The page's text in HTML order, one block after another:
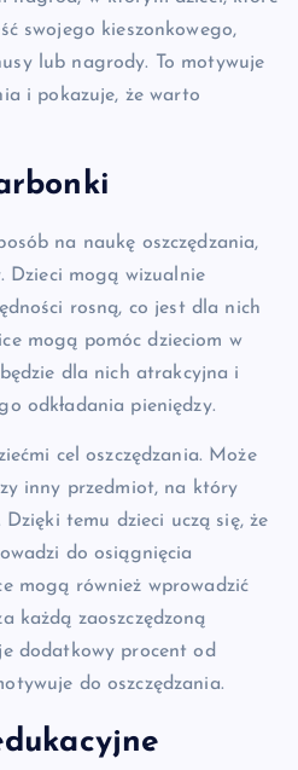
swojego kieszonkowego,
lub nagrody. To motywuje
i pokazuje, że warto
na naukę oszczędzania,
Dzieci mogą wizualnie
rosną, co jest dla nich
mogą pomóc dzieciom w
dla nich atrakcyjna i
odkładania pieniędzy.
cel oszczędzania. Może
inny przedmiot, na który
Dzięki temu dzieci uczą się, że
do osiągnięcia
mogą również wprowadzić
każdą zaoszczędzoną
dodatkowy procent od
do oszczędzania.